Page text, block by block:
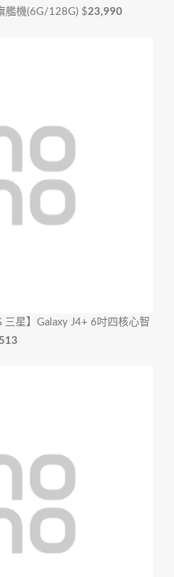
艦機(6G/128G) $23,990
三星】Galaxy J4+ 6吋四核心智